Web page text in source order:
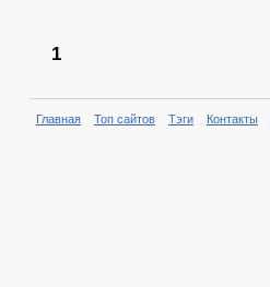
1
Главная Топ сайтов Тэги Контакты